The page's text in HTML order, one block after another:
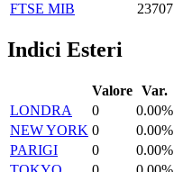
FTSE MIB
23707
Indici Esteri
Valore Var.
LONDRA
0
0.00%
NEW YORK 0
0.00%
PARIGI
0
0.00%